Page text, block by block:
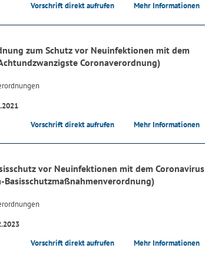
Vorschrift direkt aufrufen Mehr Informationen
zum Schutz vor Neuinfektionen mit dem
Coronaverordnung)
Vorschrift direkt aufrufen Mehr Informationen
vor Neuinfektionen mit dem Coronavirus
Basisschutzmaßnahmenverordnung)
Vorschrift direkt aufrufen Mehr Informationen